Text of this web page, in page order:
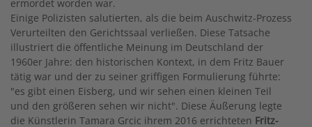
ermordet worden war.
Einige Polizisten salutierten, als die beim Auschwitz-Prozess
Verurteilten den Gerichtssaal verließen. Diese Tatsache
illustriert die öffentliche Meinung im Deutschland der
1960er Jahre: den historischen Kontext, in dem Fritz Bauer
tätig war und der zu seiner griffigen Formulierung führte:
"es gibt einen Eisberg, und wir sehen einen kleinen Teil
und den größeren sehen wir nicht". Diese Äußerung legte
die Künstlerin Tamara Grcic ihrem 2016 errichteten Fritz-